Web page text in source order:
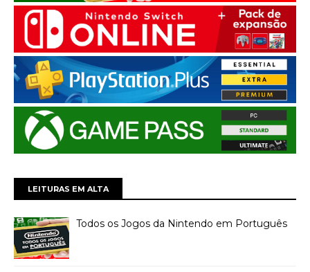
LEITURAS EM ALTA
Todos os Jogos da Nintendo em Português